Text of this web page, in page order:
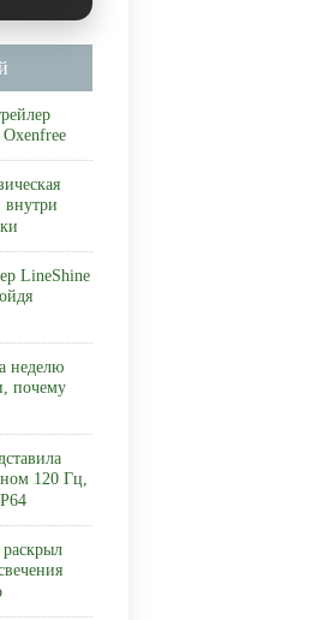
Oxenfree
внутри
LineShine
неделю
почему
120 Гц,